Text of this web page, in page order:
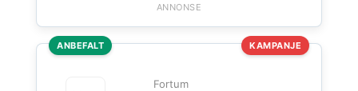
ANNONSE
ANBEFALT KAMPANJE
Fortum